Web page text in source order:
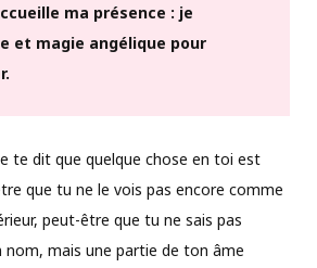
ma présence : je
et magie angélique pour
te dit que quelque chose en toi est
que tu ne le vois pas encore comme
peut-être que tu ne sais pas
nom, mais une partie de ton âme